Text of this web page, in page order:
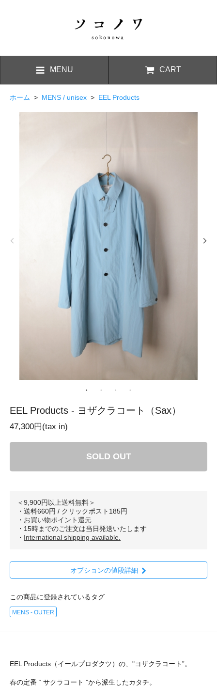
MENU CART
ホーム > MENS / unisex > EEL Products
EEL Products - ヨザクラコート（Sax）
47,300円(tax in)
SOLD OUT
＜9,900円以上送料無料＞
・送料660円 / クリックポスト185円
・ お買い物ポイント還元
・15時までのご注文は当日発送いたします
・ International shipping available.
オプションの値段詳細
この商品に登録されているタグ
MENS - OUTER
EEL Products（イールプロダクツ）の、"ヨザクラコート”。
春の定番 “ サクラコート ”から派生したカタチ。